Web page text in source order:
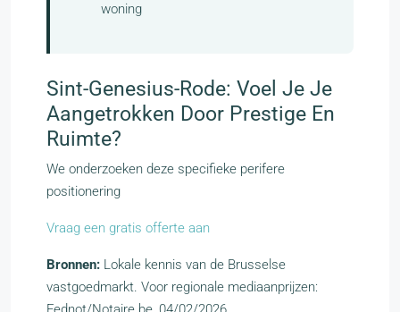
woning
Sint-Genesius-Rode: Voel Je Je
Aangetrokken Door Prestige En
Ruimte?
We onderzoeken deze specifieke perifere
positionering
Vraag een gratis offerte aan
Bronnen: Lokale kennis van de Brusselse
vastgoedmarkt. Voor regionale mediaanprijzen: